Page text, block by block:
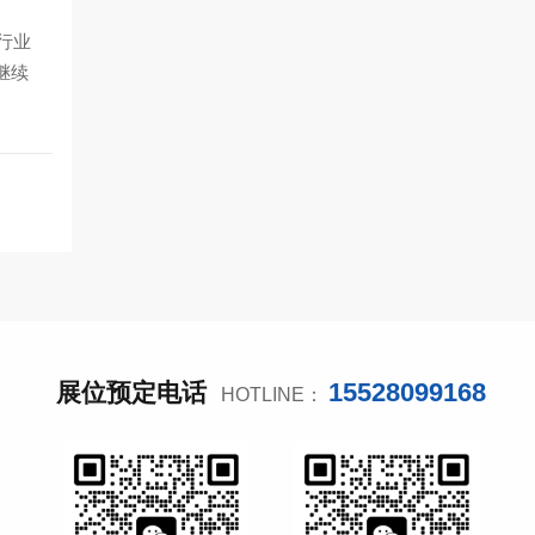
业
续
展位预定电话 HOTLINE： 15528099168